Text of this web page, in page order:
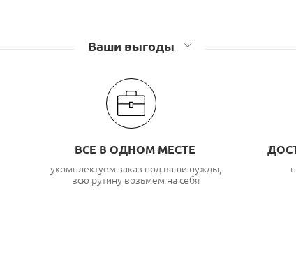
Ваши выгоды
ВСЕ В ОДНОМ МЕСТЕ
укомплектуем заказ под ваши нужды,
всю рутину возьмем на себя